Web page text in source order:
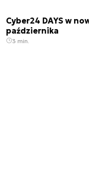
Cyber24 DAYS w
października
3 min.